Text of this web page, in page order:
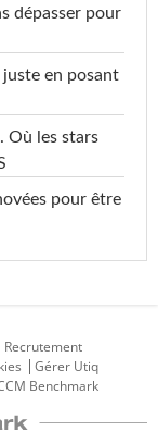
dépasser pour
juste en posant
Où les stars
pour être
Recrutement
Gérer Utiq
Benchmark